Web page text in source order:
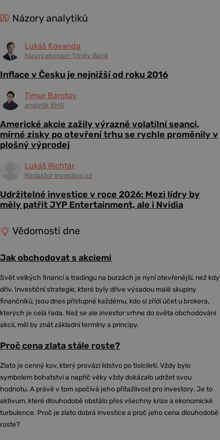
Názory analytiků
Lukáš Kovanda
hlavní ekonom Trinity Bank
Inflace v Česku je nejnižší od roku 2016
Timur Barotov
analytik BHS
Americké akcie zažily výrazně volatilní seanci,
mírné zisky po otevření trhu se rychle proměnily v
plošný výprodej
Lukáš Richtár
Redaktor investice.cz
Udržitelné investice v roce 2026: Mezi lídry by
měly patřit JYP Entertainment, ale i Nvidia
Vědomosti dne
Jak obchodovat s akciemi
Svět velkých financí a tradingu na burzách je nyní otevřenější, než kdy
dřív. Investiční strategie, které byly dříve výsadou malé skupiny
finančníků, jsou dnes přístupné každému, kdo si zřídí účet u brokera,
kterých je celá řada. Než se ale investor vrhne do světa obchodování
akcií, měl by znát základní termíny a principy.
Proč cena zlata stále roste?
Zlato je cenný kov, který provází lidstvo po tisíciletí. Vždy bylo
symbolem bohatství a napříč věky vždy dokázalo udržet svou
hodnotu. A právě v tom spočívá jeho přitažlivost pro investory. Je to
aktivum, které dlouhodobě obstálo přes všechny krize a ekonomické
turbulence. Proč je zlato dobrá investice a proč jeho cena dlouhodobě
roste?